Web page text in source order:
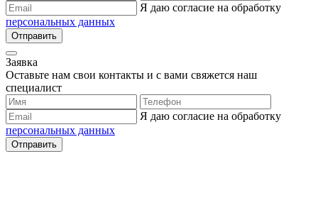
Я даю согласие на обработку
персональных данных
Отправить
Заявка
Оставьте нам свои контакты и с вами свяжется наш
специалист
Я даю согласие на обработку
персональных данных
Отправить